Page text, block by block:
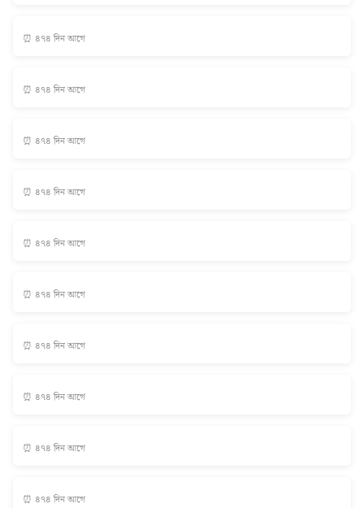
⏰ ৪৭৪ দিন আগে
⏰ ৪৭৪ দিন আগে
⏰ ৪৭৪ দিন আগে
⏰ ৪৭৪ দিন আগে
⏰ ৪৭৪ দিন আগে
⏰ ৪৭৪ দিন আগে
⏰ ৪৭৪ দিন আগে
⏰ ৪৭৪ দিন আগে
⏰ ৪৭৪ দিন আগে
⏰ ৪৭৪ দিন আগে